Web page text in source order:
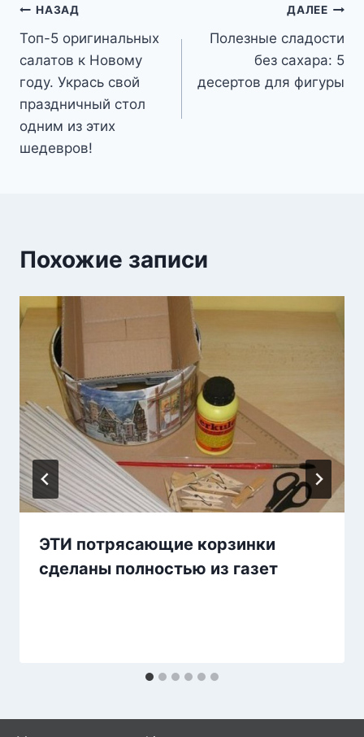
Навигация
по
записям
НАЗАД
Топ-5 оригинальных
салатов к Новому
году. Укрась свой
праздничный стол
одним из этих
шедевров!
ДАЛЕЕ
Полезные сладости
без сахара: 5
десертов для фигуры
Похожие записи
ЭТИ потрясающие корзинки
сделаны полностью из газет